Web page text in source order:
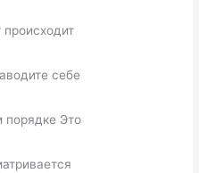
происходит
себе
порядке Это